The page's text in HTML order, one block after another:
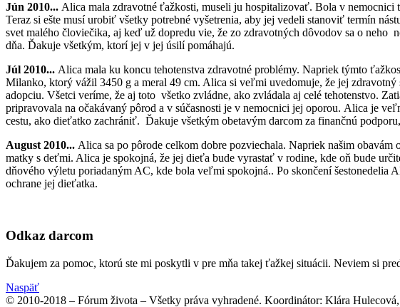
Jún 2010... Alica mala zdravotné ťažkosti, museli ju hospitalizovať. Bola v
Teraz si ešte musí urobiť všetky potrebné vyšetrenia, aby jej vedeli stanoviť termín
svet malého človiečika, aj keď už dopredu vie, že zo zdravotných dôvodov sa o neho
dňa. Ďakuje všetkým, ktorí jej v jej úsilí pomáhajú.
Júl 2010... Alica mala ku koncu tehotenstva zdravotné problémy. Napriek týmto
Milanko, ktorý vážil 3450 g a meral 49 cm. Alica si veľmi uvedomuje, že jej
adopciu. Všetci veríme, že aj toto všetko zvládne, ako zvládala aj celé tehotenstvo.
pripravovala na očakávaný pôrod a v súčasnosti je v nemocnici jej oporou. Alica je
cestu, ako dieťatko zachrániť. Ďakuje všetkým obetavým darcom za finančnú
August 2010... Alica sa po pôrode celkom dobre pozviechala. Napriek našim
matky s deťmi. Alica je spokojná, že jej dieťa bude vyrastať v rodine, kde oň bude
dňového výletu poriadaným AC, kde bola veľmi spokojná.. Po skončení
ochrane jej dieťatka.
Odkaz darcom
Ďakujem za pomoc, ktorú ste mi poskytli v pre mňa takej ťažkej situácii. Neviem si
Naspäť
© 2010-2018 – Fórum života – Všetky práva vyhradené. Koordinátor: Klára